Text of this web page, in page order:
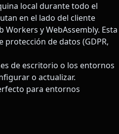
local durante todo el
en el lado del cliente
y WebAssembly. Esta
de datos (GDPR,
de escritorio o los entornos
o actualizar.
para entornos